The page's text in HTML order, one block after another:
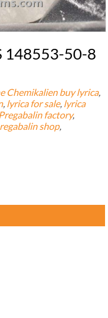
148553-50-8
Chemikalien buy lyrica,
, lyrica for sale, lyrica
Pregabalin factory,
shop,